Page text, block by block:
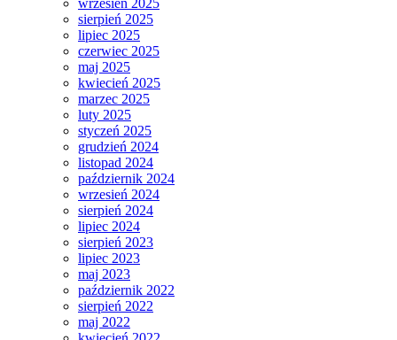
wrzesień 2025
sierpień 2025
lipiec 2025
czerwiec 2025
maj 2025
kwiecień 2025
marzec 2025
luty 2025
styczeń 2025
grudzień 2024
listopad 2024
październik 2024
wrzesień 2024
sierpień 2024
lipiec 2024
sierpień 2023
lipiec 2023
maj 2023
październik 2022
sierpień 2022
maj 2022